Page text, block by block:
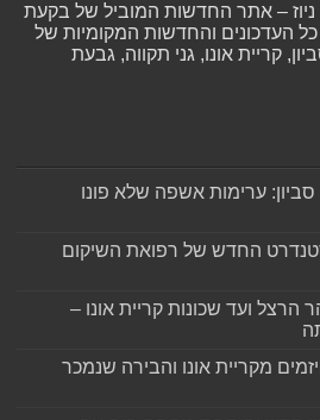
ניוז – אתר החדשות המוביל של בקעת
כל העדכונים והחדשות המקומיות של
קריית אונו, גני תקווה, גבעת
מפגע סביבתי במתחם G סביון: ערימות אשפה שלא פונו
החדש של רפואת השיקום
הרצל ועד שכונות קריית אונו –
מקריית אונו והבירה שנמכר